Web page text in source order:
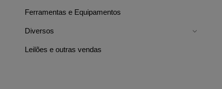
Ferramentas e Equipamentos
Diversos
Leilões e outras vendas